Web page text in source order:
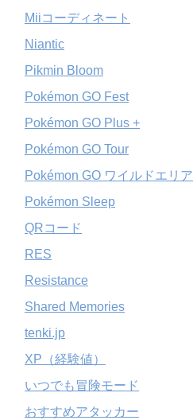
Miiコーディネート
Niantic
Pikmin Bloom
Pokémon GO Fest
Pokémon GO Plus +
Pokémon GO Tour
Pokémon GO ワイルドエリア
Pokémon Sleep
QRコード
RES
Resistance
Shared Memories
tenki.jp
XP（経験値）
いつでも冒険モード
おすすめアタッカー